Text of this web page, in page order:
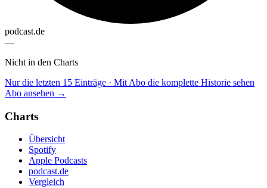
podcast.de
—
Nicht in den Charts
Nur die letzten 15 Einträge · Mit Abo die komplette Historie sehen
Abo ansehen →
Charts
Übersicht
Spotify
Apple Podcasts
podcast.de
Vergleich